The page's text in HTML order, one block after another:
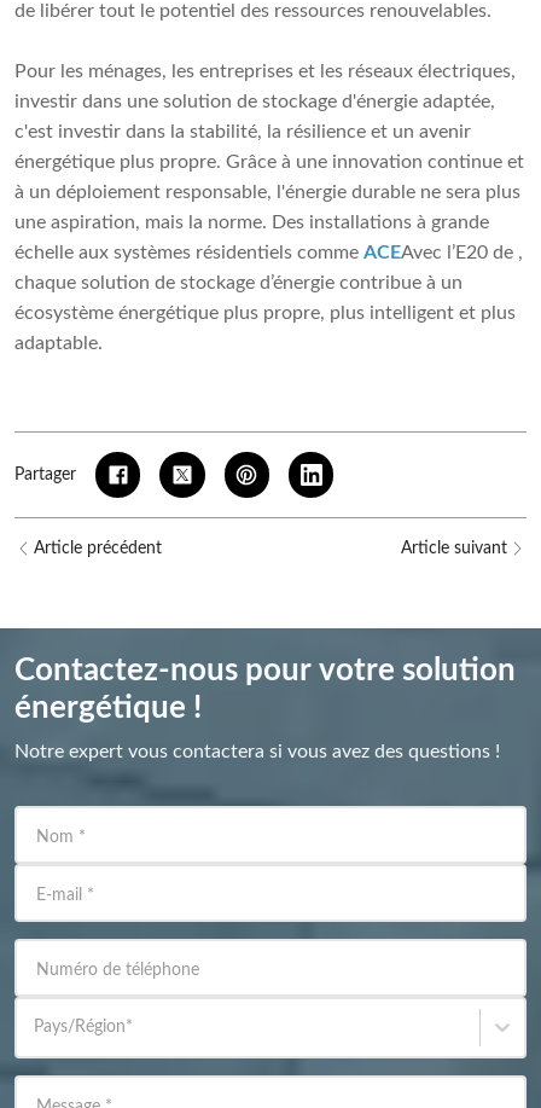
de libérer tout le potentiel des ressources renouvelables.
Pour les ménages, les entreprises et les réseaux électriques,
investir dans une solution de stockage d'énergie adaptée,
c'est investir dans la stabilité, la résilience et un avenir
énergétique plus propre. Grâce à une innovation continue et
à un déploiement responsable, l'énergie durable ne sera plus
une aspiration, mais la norme. Des installations à grande
échelle aux systèmes résidentiels comme ACEAvec l’E20 de ,
chaque solution de stockage d’énergie contribue à un
écosystème énergétique plus propre, plus intelligent et plus
adaptable.
Partager
Article précédent Article suivant
Contactez-nous pour votre solution
énergétique !
Notre expert vous contactera si vous avez des questions !
Nom *
E-mail *
Numéro de téléphone
Pays/Région*